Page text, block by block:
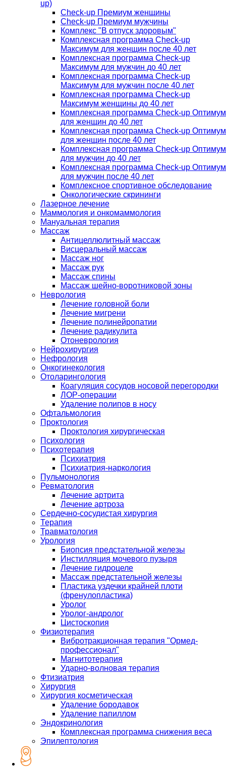
up)
Check-up Премиум женщины
Check-up Премиум мужчины
Комплекс "В отпуск здоровым"
Комплексная программа Check-up
Максимум для женщин после 40 лет
Комплексная программа Check-up
Максимум для мужчин до 40 лет
Комплексная программа Check-up
Максимум для мужчин после 40 лет
Комплексная программа Check-up
Максимум женщины до 40 лет
Комплексная программа Check-up Оптимум
для женщин до 40 лет
Комплексная программа Check-up Оптимум
для женщин после 40 лет
Комплексная программа Check-up Оптимум
для мужчин до 40 лет
Комплексная программа Check-up Оптимум
для мужчин после 40 лет
Комплексное спортивное обследование
Онкологические скрининги
Лазерное лечение
Маммология и онкомаммология
Мануальная терапия
Массаж
Антицеллюлитный массаж
Висцеральный массаж
Массаж ног
Массаж рук
Массаж спины
Массаж шейно-воротниковой зоны
Неврология
Лечение головной боли
Лечение мигрени
Лечение полинейропатии
Лечение радикулита
Отоневрология
Нейрохирургия
Нефрология
Онкогинекология
Отоларингология
Коагуляция сосудов носовой перегородки
ЛОР-операции
Удаление полипов в носу
Офтальмология
Проктология
Проктология хирургическая
Психология
Психотерапия
Психиатрия
Психиатрия-наркология
Пульмонология
Ревматология
Лечение артрита
Лечение артроза
Сердечно-сосудистая хирургия
Терапия
Травматология
Урология
Биопсия предстательной железы
Инстилляция мочевого пузыря
Лечение гидроцеле
Массаж предстательной железы
Пластика уздечки крайней плоти
(френулопластика)
Уролог
Уролог-андролог
Цистоскопия
Физиотерапия
Вибротракционная терапия "Ормед-
профессионал"
Магнитотерапия
Ударно-волновая терапия
Фтизиатрия
Хирургия
Хирургия косметическая
Удаление бородавок
Удаление папиллом
Эндокринология
Комплексная программа снижения веса
Эпилептология